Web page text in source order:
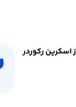
اسکرین رکوردر